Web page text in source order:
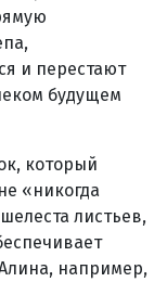
и перестают
будущем
который
«никогда
листьев,
например,